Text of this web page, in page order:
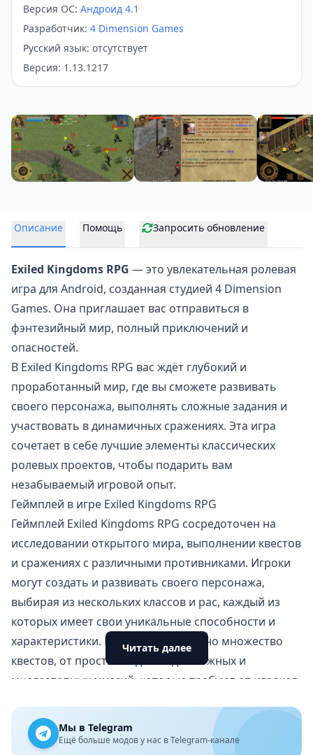
Версия ОС: Андроид 4.1
Разработчик: 4 Dimension Games
Русский язык: отсутствует
Версия: 1.13.1217
Описание Помощь Запросить обновление
Exiled Kingdoms RPG — это увлекательная ролевая
игра для Android, созданная студией 4 Dimension
Games. Она приглашает вас отправиться в
фэнтезийный мир, полный приключений и
опасностей.
В Exiled Kingdoms RPG вас ждёт глубокий и
проработанный мир, где вы сможете развивать
своего персонажа, выполнять сложные задания и
участвовать в динамичных сражениях. Эта игра
сочетает в себе лучшие элементы классических
ролевых проектов, чтобы подарить вам
незабываемый игровой опыт.
Геймплей в игре Exiled Kingdoms RPG
Геймплей Exiled Kingdoms RPG сосредоточен на
исследовании открытого мира, выполнении квестов
и сражениях с различными противниками. Игроки
могут создать и развивать своего персонажа,
выбирая из нескольких классов и рас, каждый из
которых имеет свои уникальные способности и
характеристики. В игре представлено множество
квестов, от простых заданий до сложных и
многоэтапных миссий, которые требуют от игроков
Графика и звук
Графика в игре выполнена на высоком уровне, с
Читать далее
Мы в Telegram
Ещё больше модов у нас в Telegram-канале